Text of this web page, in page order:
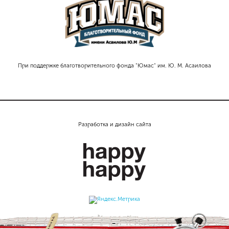
При поддержке благотворительного фонда "Юмас" им. Ю. М. Асаилова
Разработка и дизайн сайта